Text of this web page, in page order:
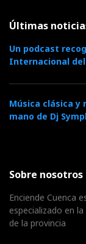
Últimas
Un podcast
Internacional del
Música clásica y
mano de Dj
Sobre nosotros
Enciende Cuenca
especializado en
de la provincia